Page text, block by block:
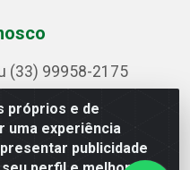
próprios e de
uma experiência
publicidade
(33) 99958-2175
publicações